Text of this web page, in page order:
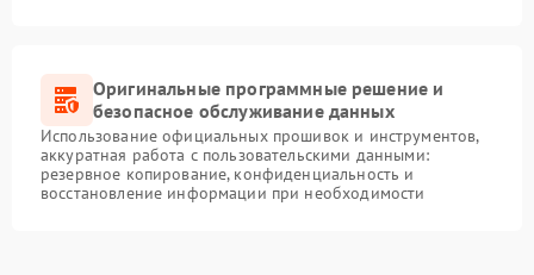
Оригинальные программные решение и
безопасное обслуживание данных
Использование официальных прошивок и инструментов,
аккуратная работа с пользовательскими данными:
резервное копирование, конфиденциальность и
восстановление информации при необходимости